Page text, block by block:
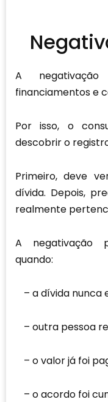
A
financiamentos e
Por isso, o
descobrir o
Primeiro, deve
dívida. Depois,
realmente
A negativação
quando:
a dívida nunca
outra pessoa
o valor já foi
o acordo foi